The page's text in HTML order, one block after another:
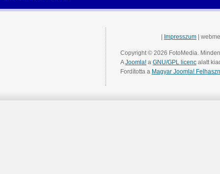
Impresszum |
Copyright © 2026 FotoMedia.
AJoomla! a GNU/GPL licenc alatt
Fordította a Magyar Joomla!